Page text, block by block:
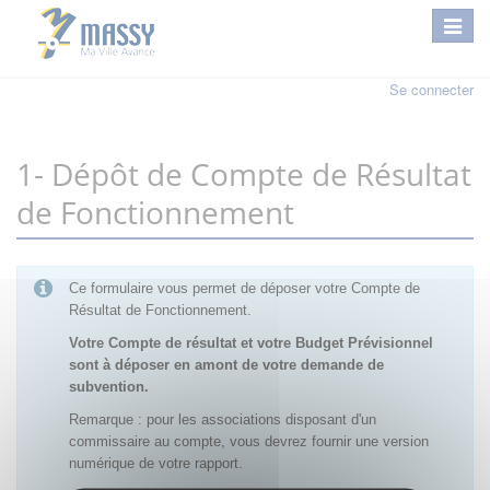
Se connecter
1- Dépôt de Compte de Résultat
de Fonctionnement
Ce formulaire vous permet de déposer votre Compte de
Résultat de Fonctionnement.
Votre Compte de résultat et votre Budget Prévisionnel
sont à déposer en amont de votre demande de
subvention.
Remarque : pour les associations disposant d'un
commissaire au compte, vous devrez fournir une version
numérique de votre rapport.